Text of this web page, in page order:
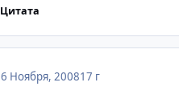
Цитата
6 Ноября, 200817 г